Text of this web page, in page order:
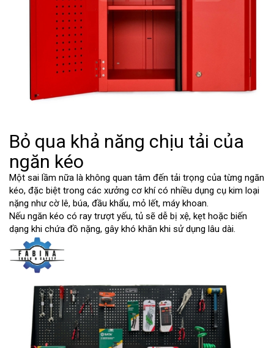
Bỏ qua khả năng chịu tải của
ngăn kéo
Một sai lầm nữa là không quan tâm đến tải trọng của từng ngăn
kéo, đặc biệt trong các xưởng cơ khí có nhiều dụng cụ kim loại
nặng như cờ lê, búa, đầu khẩu, mỏ lết, máy khoan.
Nếu ngăn kéo có ray trượt yếu, tủ sẽ dễ bị xệ, kẹt hoặc biến
dạng khi chứa đồ nặng, gây khó khăn khi sử dụng lâu dài.